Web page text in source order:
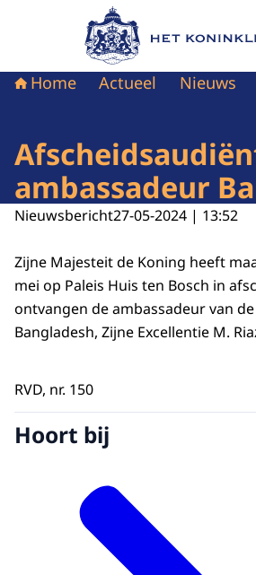
Naar de homepage van
Home Actueel Nieuws
ambassadeur
Nieuwsbericht27-05-2024 | 13:52
Zijne Majesteit de Koning heeft
mei op Paleis Huis ten Bosch in
ontvangen de ambassadeur van
Bangladesh, Zijne Excellentie M.
RVD, nr. 150
Hoort bij